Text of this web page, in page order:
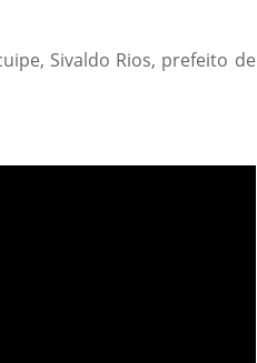
Sivaldo Rios, prefeito de